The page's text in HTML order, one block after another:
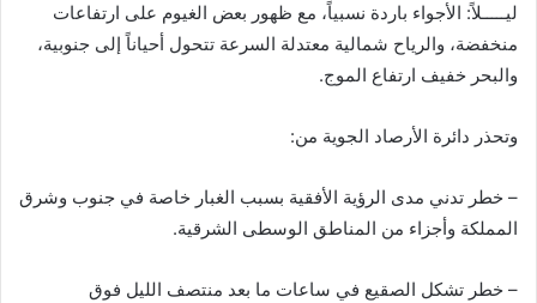
ليـــــلاً: الأجواء باردة نسبياً، مع ظهور بعض الغيوم على ارتفاعات
منخفضة، والرياح شمالية معتدلة السرعة تتحول أحياناً إلى جنوبية،
والبحر خفيف ارتفاع الموج.
وتحذر دائرة الأرصاد الجوية من:
– خطر تدني مدى الرؤية الأفقية بسبب الغبار خاصة في جنوب وشرق
المملكة وأجزاء من المناطق الوسطى الشرقية.
– خطر تشكل الصقيع في ساعات ما بعد منتصف الليل فوق